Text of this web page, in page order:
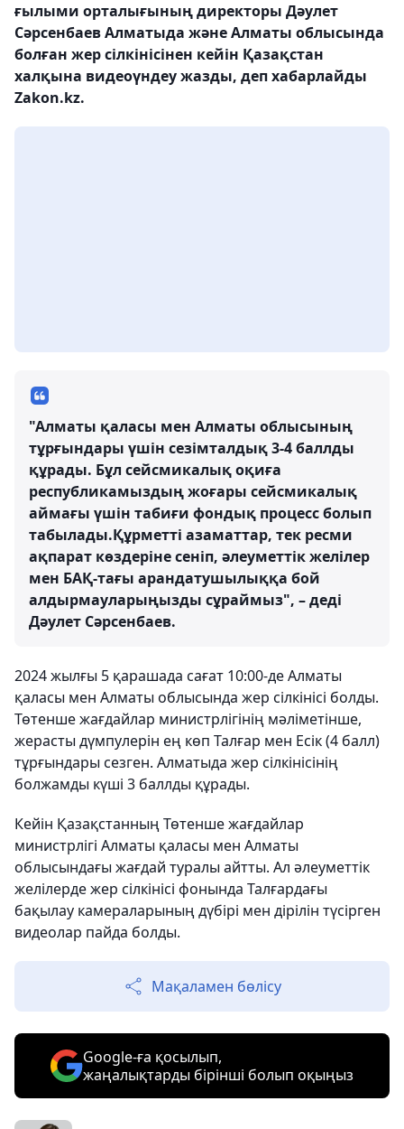
ғылыми орталығының директоры Дәулет
Сәрсенбаев Алматыда және Алматы облысында
болған жер сілкінісінен кейін Қазақстан
халқына видеоүндеу жазды, деп хабарлайды
Zakon.kz.
"Алматы қаласы мен Алматы облысының
тұрғындары үшін сезімталдық 3-4 баллды
құрады. Бұл сейсмикалық оқиға
республикамыздың жоғары сейсмикалық
аймағы үшін табиғи фондық процесс болып
табылады.Құрметті азаматтар, тек ресми
ақпарат көздеріне сеніп, әлеуметтік желілер
мен БАҚ-тағы арандатушылыққа бой
алдырмауларыңызды сұраймыз", – деді
Дәулет Сәрсенбаев.
2024 жылғы 5 қарашада сағат 10:00-де Алматы
қаласы мен Алматы облысында жер сілкінісі болды.
Төтенше жағдайлар министрлігінің мәліметінше,
жерасты дүмпулерін ең көп Талғар мен Есік (4 балл)
тұрғындары сезген. Алматыда жер сілкінісінің
болжамды күші 3 баллды құрады.
Кейін Қазақстанның Төтенше жағдайлар
министрлігі Алматы қаласы мен Алматы
облысындағы жағдай туралы айтты. Ал әлеуметтік
желілерде жер сілкінісі фонында Талғардағы
бақылау камераларының дүбірі мен дірілін түсірген
видеолар пайда болды.
Мақаламен бөлісу
Google-ға қосылып,
жаңалықтарды бірінші болып оқыңыз